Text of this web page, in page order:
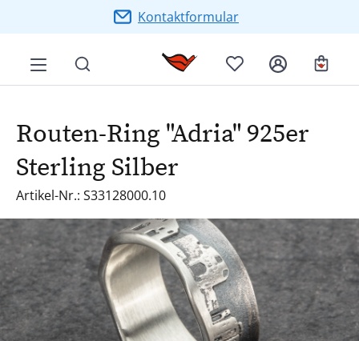
Zum Hauptinhalt springenKontaktformular
Routen-Ring "Adria" 925er
Sterling Silber
Artikel-Nr.: S33128000.10
Bildergalerie überspringen